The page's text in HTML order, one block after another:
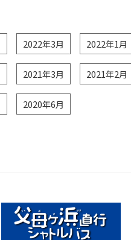
2022年3月 2022年1月
2021年3月 2021年2月
2020年6月